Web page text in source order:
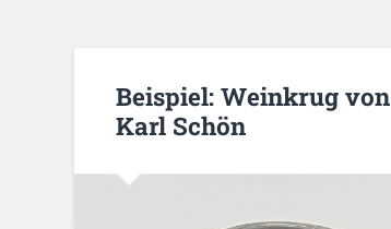
Beispiel: Weinkrug von
Karl Schön